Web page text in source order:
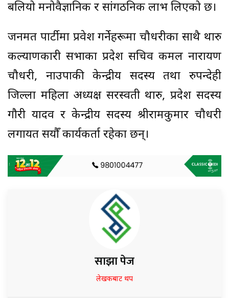
बलियो मनोवैज्ञानिक र सांगठनिक लाभ लिएको छ।
जनमत पार्टीमा प्रवेश गर्नेहरूमा चौधरीका साथै थारु
कल्याणकारी सभाका प्रदेश सचिव कमल नारायण
चौधरी, नाउपाकी केन्द्रीय सदस्य तथा रुपन्देही
जिल्ला महिला अध्यक्ष सरस्वती थारु, प्रदेश सदस्य
गौरी यादव र केन्द्रीय सदस्य श्रीरामकुमार चौधरी
लगायत सयौँ कार्यकर्ता रहेका छन्।
साझा पेज
लेखकबाट थप